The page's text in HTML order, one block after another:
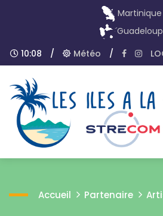
Martinique
10:08
/ Météo /
Accueil Partenaire